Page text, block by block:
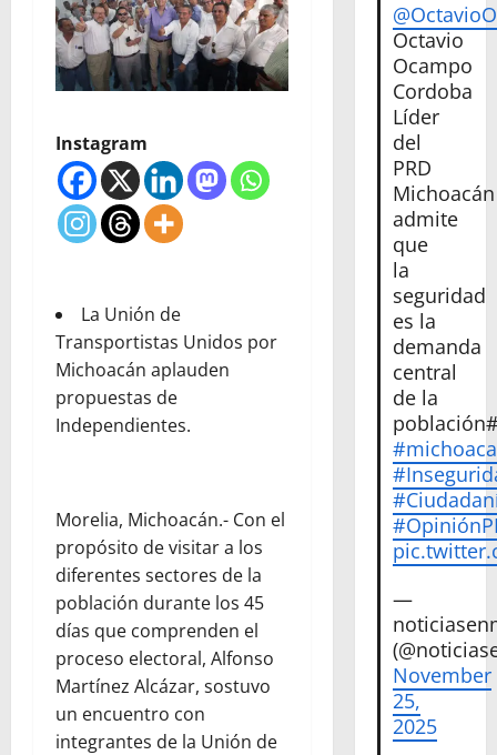
Instagram
La Unión de
Transportistas Unidos por
Michoacán aplauden
propuestas de
Independientes.
Morelia, Michoacán.- Con el
propósito de visitar a los
diferentes sectores de la
población durante los 45
días que comprenden el
proceso electoral, Alfonso
Martínez Alcázar, sostuvo
un encuentro con
integrantes de la Unión de
Octavio
Ocampo
Cordoba
Líder
del
PRD
Michoacán
admite
que
la
seguridad
es la
demanda
central
de la
—
November
25,
2025